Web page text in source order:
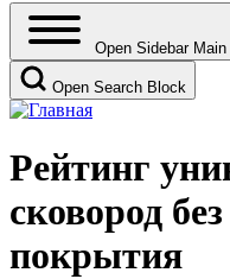
Open Sidebar
Open Search Block
Рейтинг
сковород
покрытия